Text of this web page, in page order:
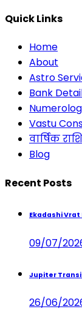
Quick Links
Home
About
Astro
Bank
Vastu
वार्षिक
Blog
Recent Posts
Ekadashi Vrat
09/07/
Jupiter
26/06/